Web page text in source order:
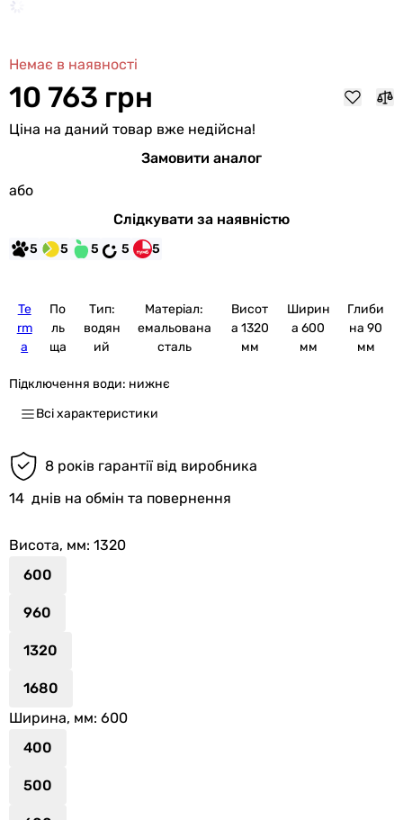
Немає в наявності
10 763 грн
Ціна на даний товар вже недійсна!
Замовити аналог
або
Слідкувати за наявністю
5 5 5 5 5
Te
rm
a
По
ль
ща
Тип:
водян
ий
Матеріал:
емальована
сталь
Висот
а 1320
мм
Ширин
а 600
мм
Глиби
на 90
мм
Підключення води: нижнє
Всі характеристики
8 років гарантії від виробника
14 днів на обмін та повернення
Висота, мм: 1320
600
960
1320
1680
Ширина, мм: 600
400
500